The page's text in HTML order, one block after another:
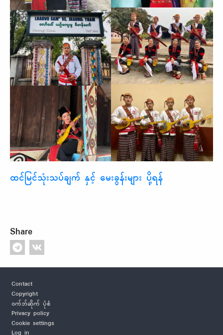
ထင်မြင်သုံးသပ်ချက် နှင့် မေးခွန်းများ ပို့ရန်
Share
Footer
Contact
Copyright
ဝက်ဘ်ဆိုက် ပုံစံ
Privacy policy
Cookie settings
Log in